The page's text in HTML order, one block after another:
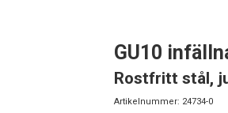
GU10
Rostfritt stål,
Artikelnummer: 24734-0